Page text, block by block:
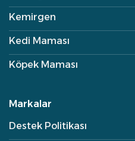
Kemirgen
Kedi Maması
Köpek Maması
Markalar
Destek Politikası